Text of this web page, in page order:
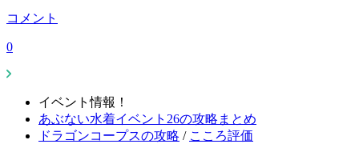
コメント
0
イベント情報！
あぶない水着イベント26の攻略まとめ
ドラゴンコープスの攻略 / こころ評価